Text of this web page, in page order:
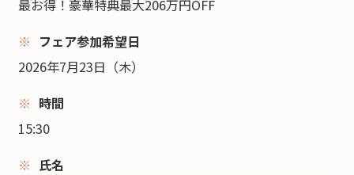
最お得！豪華特典最大206万円OFF
フェア参加希望日
2026年7月23日（木）
時間
15:30
氏名